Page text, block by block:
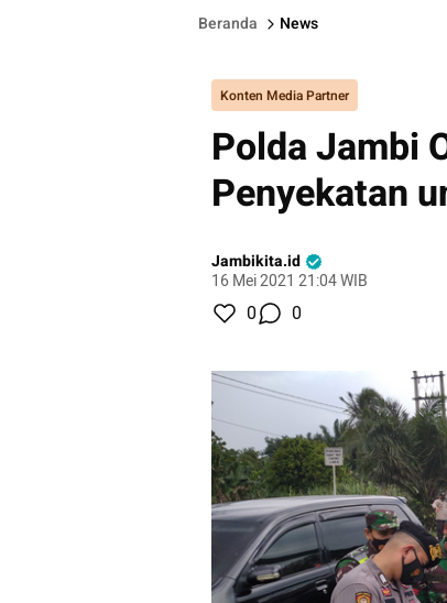
Beranda News
Konten Media Partner
Polda Jambi
Penyekatan
Jambikita.id
16 Mei 2021 21:04 WIB
0 0